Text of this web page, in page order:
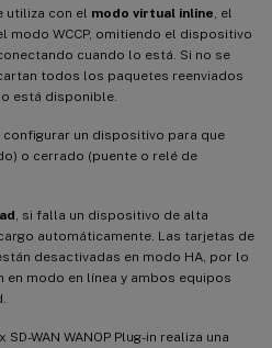
utiliza con el modo virtual inline , el
modo WCCP, omitiendo el dispositivo
cuando lo está. Si no se
todos los paquetes reenviados
está disponible.
configurar un dispositivo para que
o cerrado (puente o relé de
, si falla un dispositivo de alta
automáticamente. Las tarjetas de
desactivadas en modo HA, por lo
modo en línea y ambos equipos
SD-WAN WANOP Plug-in realiza una